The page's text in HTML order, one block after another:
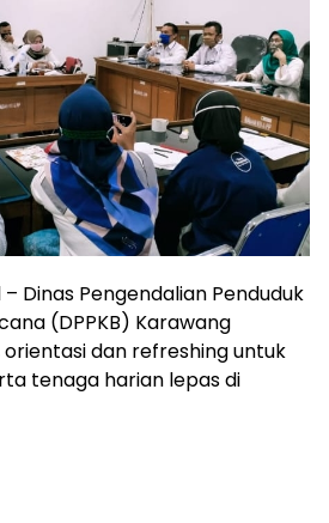
Dinas Pengendalian Penduduk
(DPPKB) Karawang
orientasi dan refreshing untuk
tenaga harian lepas di